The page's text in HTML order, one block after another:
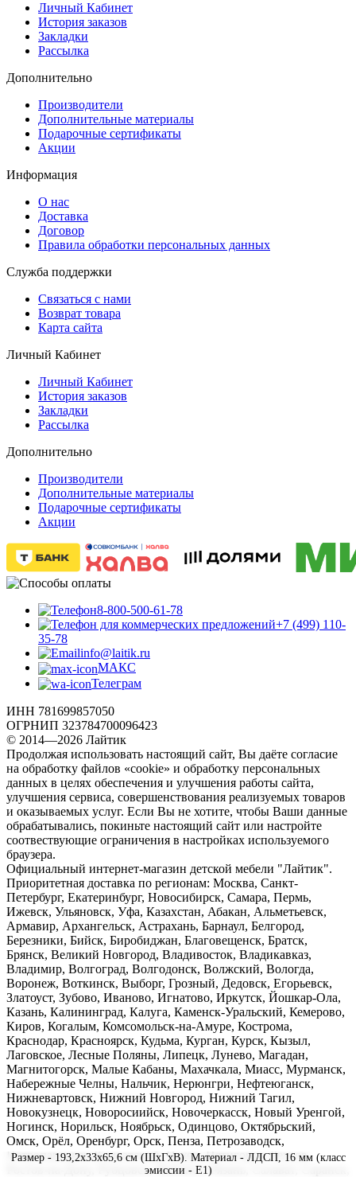
Размер - 193,2x33x65,6 см (ШхГхВ). Материал - ЛДСП, 16 мм (класс
эмиссии - Е1)
Личный Кабинет
История заказов
Закладки
Рассылка
Дополнительно
Производители
Дополнительные материалы
Подарочные сертификаты
Акции
Информация
О нас
Доставка
Договор
Правила обработки персональных данных
Служба поддержки
Связаться с нами
Возврат товара
Карта сайта
Личный Кабинет
Личный Кабинет
История заказов
Закладки
Рассылка
Дополнительно
Производители
Дополнительные материалы
Подарочные сертификаты
Акции
8-800-500-61-78
+7 (499) 110-
35-78
info@laitik.ru
МАКС
Телеграм
ИНН 781699857050
ОГРНИП 323784700096423
© 2014—2026 Лайтик
Продолжая использовать настоящий сайт, Вы даёте согласие
на обработку файлов «cookie» и обработку персональных
данных в целях обеспечения и улучшения работы сайта,
улучшения сервиса, совершенствования реализуемых товаров
и оказываемых услуг. Если Вы не хотите, чтобы Ваши данные
обрабатывались, покиньте настоящий сайт или настройте
соотвествующие ограничения в настройках используемого
браузера.
Официальный интернет-магазин детской мебели "Лайтик".
Приоритетная доставка по регионам: Москва, Санкт-
Петербург, Екатеринбург, Новосибирск, Самара, Пермь,
Ижевск, Ульяновск, Уфа, Казахстан, Абакан, Альметьевск,
Армавир, Архангельск, Астрахань, Барнаул, Белгород,
Березники, Бийск, Биробиджан, Благовещенск, Братск,
Брянск, Великий Новгород, Владивосток, Владикавказ,
Владимир, Волгоград, Волгодонск, Волжский, Вологда,
Воронеж, Воткинск, Выборг, Грозный, Дедовск, Егорьевск,
Златоуст, Зубово, Иваново, Игнатово, Иркутск, Йошкар-Ола,
Казань, Калининград, Калуга, Каменск-Уральский, Кемерово,
Киров, Когалым, Комсомольск-на-Амуре, Кострома,
Краснодар, Красноярск, Кудьма, Курган, Курск, Кызыл,
Лаговское, Лесные Поляны, Липецк, Лунево, Магадан,
Магнитогорск, Малые Кабаны, Махачкала, Миасс, Мурманск,
Набережные Челны, Нальчик, Нерюнгри, Нефтеюганск,
Нижневартовск, Нижний Новгород, Нижний Тагил,
Новокузнецк, Новоросиийск, Новочеркасск, Новый Уренгой,
Ногинск, Норильск, Ноябрьск, Одинцово, Октябрьский,
Омск, Орёл, Оренбург, Орск, Пенза, Петрозаводск,
Петропавловск-Камчатский, Псков, Пятигорск, Реутов,
Ростов-на-Дону, Рубцовск, Рыбинск, Рязань, Салават, Саранск,